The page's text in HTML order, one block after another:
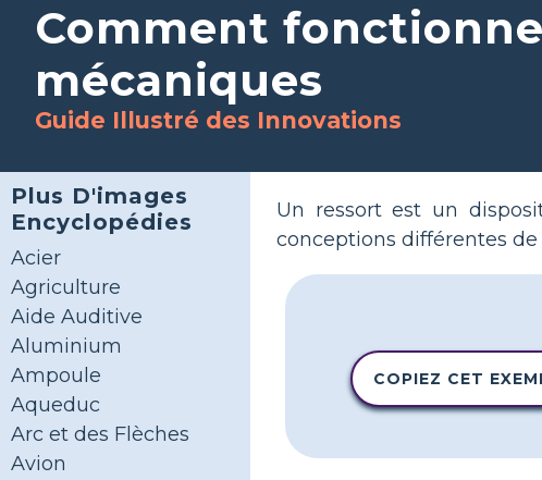
Comment
mécaniques
Guide Illustré des Innovations
Plus D'images
Encyclopédies
Acier
Agriculture
Aide Auditive
Aluminium
Ampoule
Aqueduc
Arc et des Flèches
Avion
Un ressort est un
conceptions différentes
COPIEZ CET